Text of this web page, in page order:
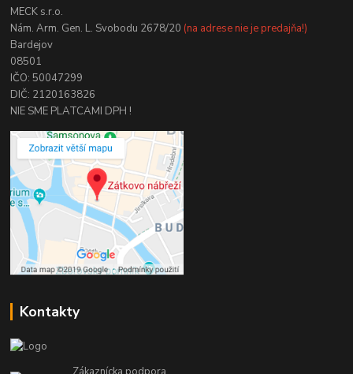
MECK s.r.o.
Nám. Arm. Gen. L. Svobodu 2678/20 (na adrese nie je predajňa!)
Bardejov
08501
IČO: 50047299
DIČ: 2120163826
NIE SME PLATCAMI DPH !
Kontakty